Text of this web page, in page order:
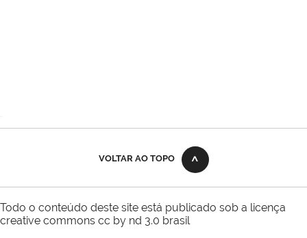
VOLTAR AO TOPO
Todo o conteúdo deste site está publicado sob a licença
creative commons cc by nd 3.0 brasil